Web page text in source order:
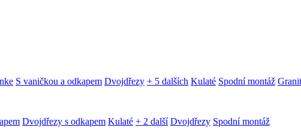
S vaničkou a odkapem Dvojdřezy + 5 dalších Kulaté Spodní montáž
Dvojdřezy s odkapem Kulaté + 2 další Dvojdřezy Spodní montáž